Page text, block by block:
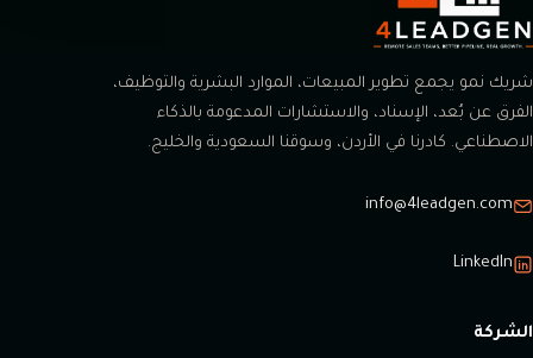
شريك نمو يجمع تطوير المبيعات، الموارد البشرية والتوظيف،
الفرق عن بُعد، الإسناد، والاستشارات المدعومة بالذكاء
الاصطناعي. كادرنا في الأردن، وسوقنا السعودية والخليج.
info@4leadgen.com
LinkedIn
الشركة